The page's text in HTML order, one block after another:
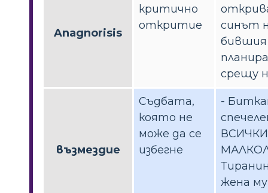
Anagnorisis
критично
откритие
синът
бившия
срещу
възмездие
Съдбата,
която не
може да се
избегне
-
жена